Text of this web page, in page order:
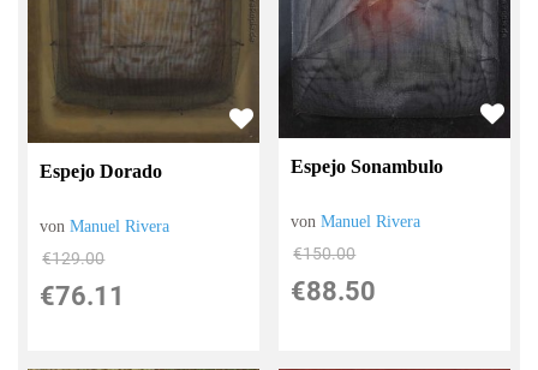
Espejo Dorado
vonManuel Rivera
€129.00
€76.11
Espejo Sonambulo
vonManuel Rivera
€150.00
€88.50